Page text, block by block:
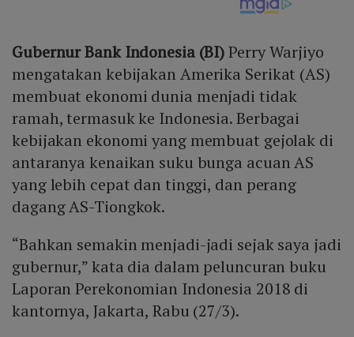
Gubernur Bank Indonesia (BI)Perry Warjiyo
mengatakan kebijakan Amerika Serikat (AS)
membuat ekonomi dunia menjadi tidak
ramah, termasuk ke Indonesia. Berbagai
kebijakan ekonomi yang membuat gejolak di
antaranya kenaikan suku bunga acuan AS
yang lebih cepat dan tinggi, dan perang
dagang AS-Tiongkok.
“Bahkan semakin menjadi-jadi sejak saya jadi
gubernur,” kata dia dalam peluncuran buku
Laporan Perekonomian Indonesia 2018 di
kantornya, Jakarta, Rabu (27/3).